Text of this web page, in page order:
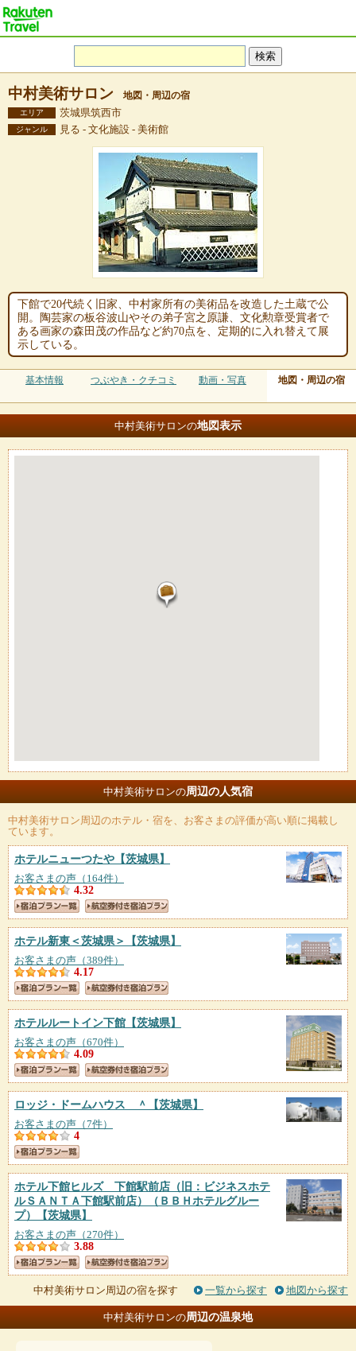
中村美術サロン 地図・周辺の宿
エリア 茨城県筑西市
ジャンル 見る - 文化施設 - 美術館
下館で20代続く旧家、中村家所有の美術品を改造した土蔵で公
開。陶芸家の板谷波山やその弟子宮之原謙、文化勲章受賞者で
ある画家の森田茂の作品など約70点を、定期的に入れ替えて展
示している。
基本情報 つぶやき・クチコミ 動画・写真 地図・周辺の宿
中村美術サロンの地図表示
中村美術サロンの周辺の人気宿
中村美術サロン周辺のホテル・宿を、お客さまの評価が高い順に掲載し
ています。
ホテルニューつたや 【茨城県】
お客さまの声（164件）
4.32
ホテル新東＜茨城県＞ 【茨城県】
お客さまの声（389件）
4.17
ホテルルートイン下館 【茨城県】
お客さまの声（670件）
4.09
ロッジ・ドームハウス ＾ 【茨城県】
お客さまの声（7件）
4
ホテル下館ヒルズ 下館駅前店（旧：ビジネスホテ
ルＳＡＮＴＡ下館駅前店）（ＢＢＨホテルグルー
プ）
【茨城県】
お客さまの声（270件）
3.88
中村美術サロン周辺の宿を探す 一覧から探す 地図から探す
中村美術サロンの周辺の温泉地